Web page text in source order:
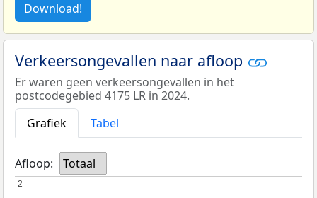
Download!
Verkeersongevallen naar afloop
Er waren geen verkeersongevallen in het
postcodegebied 4175 LR in 2024.
Grafiek
Tabel
Afloop: Totaal
2
2